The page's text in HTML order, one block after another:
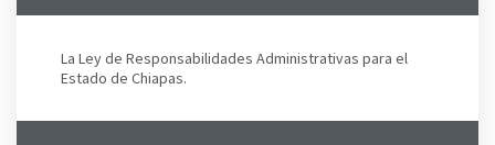
La Ley de Responsabilidades Administrativas para el
Estado de Chiapas.